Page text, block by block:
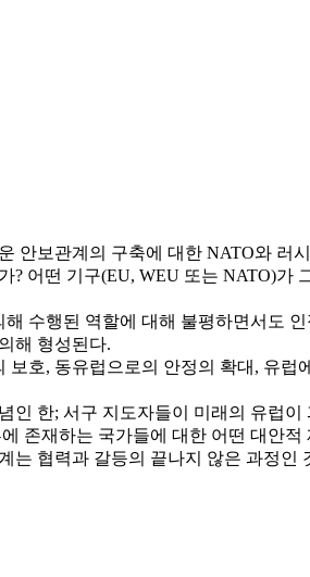
안보관계의 구축에 대한 NATO와 러
어떤 기구(EU, WEU 또는 NATO)
수행된 역할에 대해 불평하면서도
해 형성된다.
호, 동유럽으로의 안정의 확대, 유
인 한; 서구 지도자들이 미래의 유럽
존재하는 국가들에 대한 어떤 대안
는 협력과 갈등의 끝나지 않은 과정인